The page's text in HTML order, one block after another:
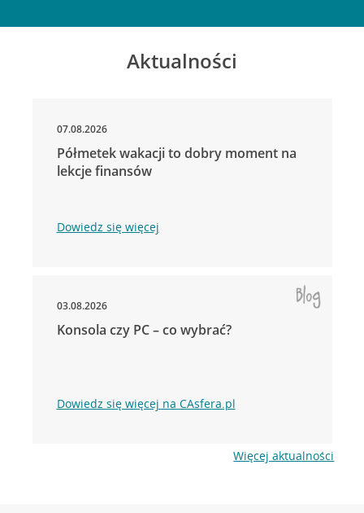
Aktualności
07.08.2026
Półmetek wakacji to dobry moment na
lekcje finansów
Dowiedz się więcej
03.08.2026
Konsola czy PC – co wybrać?
Dowiedz się więcej na CAsfera.pl
Więcej aktualności